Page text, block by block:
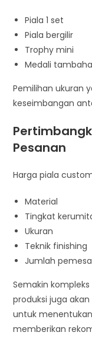
Piala 1 set
Piala bergilir
Trophy mini
Medali
Pemilihan ukuran
keseimbangan
Pesanan
Harga piala
Material
Tingkat
Ukuran
Teknik finishing
Jumlah
Semakin
produksi juga
untuk
memberikan